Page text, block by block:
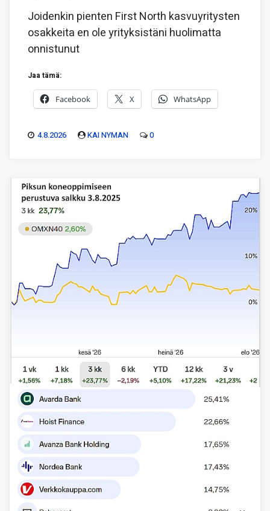
Joidenkin pienten First North kasvuyritysten
osakkeita en ole yrityksistäni huolimatta
onnistunut
Jaa tämä:
Facebook X WhatsApp
4.8.2026 KAI NYMAN 0